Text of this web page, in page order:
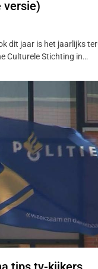
versie)
dit jaar is het jaarlijks
Culturele Stichting in…